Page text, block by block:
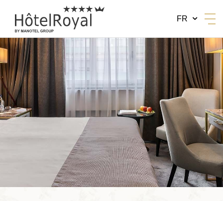
BY MANOTEL GROUP
FR